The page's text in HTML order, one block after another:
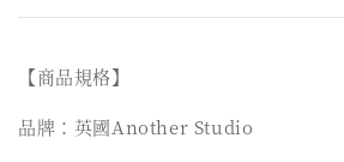
【商品規格】
品牌：英國Another Studio